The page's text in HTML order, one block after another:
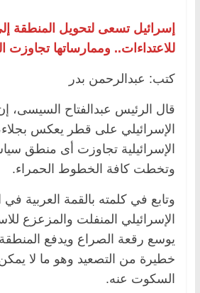
إسرائيل تسعى لتحويل المنطقة
للاعتداءات.. وممارساتها تجاوزت
كتب: عبدالرحمن بدر
قال الرئيس عبدالفتاح السيسى،
الإسرائيلي على قطر يعكس
الإسرائيلية تجاوزت أى منطق
وتخطت كافة الخطوط الحمراء.
وتابع في كلمته بالقمة العربية
الإسرائيلي المنفلت والمزعزع
يوسع رقعة الصراع ويدفع
خطيرة من التصعيد وهو ما لا يمكن
السكوت عنه.